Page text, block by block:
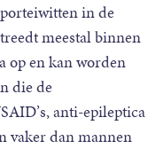
in de
meestal binnen
op en kan worden
die de
anti-epileptica
vaker dan mannen